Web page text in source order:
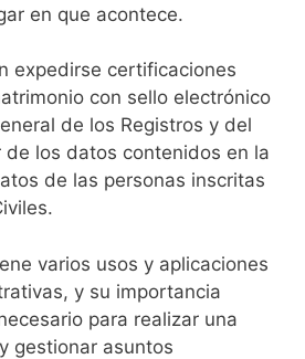
en que acontece.
expedirse certificaciones
con sello electrónico
de los Registros y del
los datos contenidos en la
de las personas inscritas
varios usos y aplicaciones
y su importancia
para realizar una
gestionar asuntos